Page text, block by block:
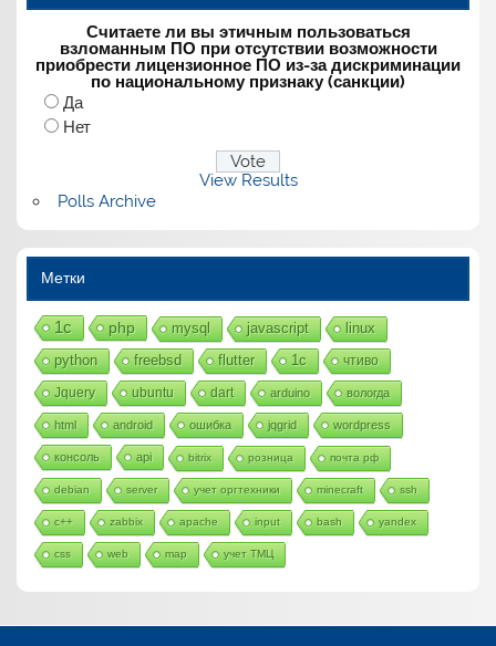
Считаете ли вы этичным пользоваться
взломанным ПО при отсутствии возможности
приобрести лицензионное ПО из-за дискриминации
по национальному признаку (санкции)
Да
Нет
View Results
Polls Archive
Метки
1с php mysql javascript linux
python freebsd flutter 1c чтиво
Jquery ubuntu dart arduino вологда
html android ошибка jqgrid wordpress
консоль api bitrix розница почта рф
debian server учет оргтехники minecraft ssh
c++ zabbix apache input bash yandex
css web map учет ТМЦ